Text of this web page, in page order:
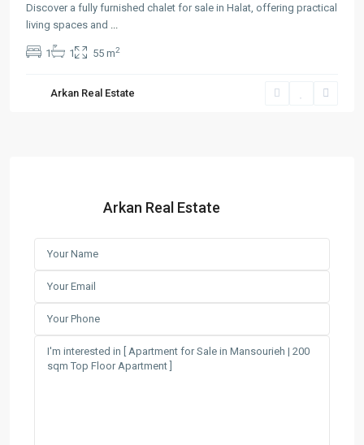
Discover a fully furnished chalet for sale in Halat, offering practical
living spaces and
1 1 55 m2
Arkan Real Estate
Arkan Real Estate